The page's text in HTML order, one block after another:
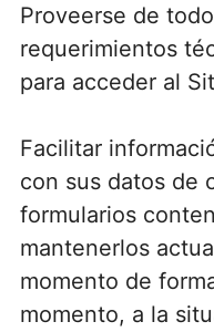
Proveerse de
requerimientos
para acceder al
Facilitar
con sus datos de
formularios
mantenerlos
momento de
momento, a la